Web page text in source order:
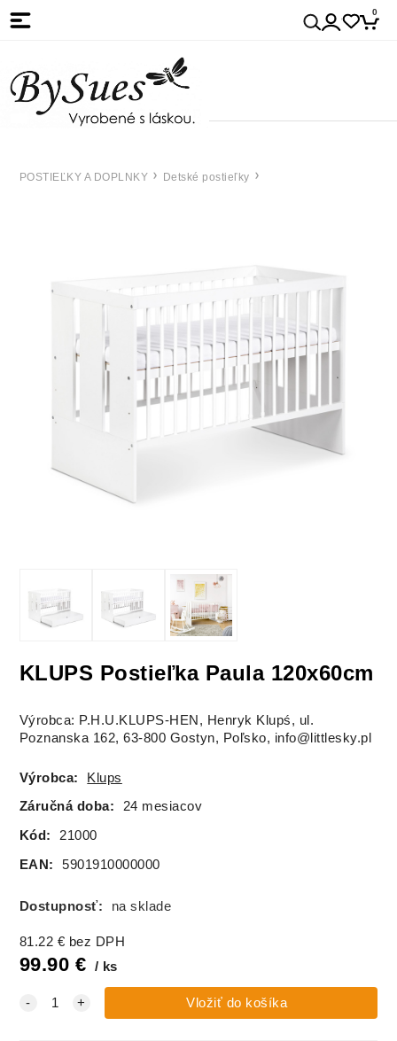
0
POSTIEĽKY A DOPLNKY Detské postieľky
KLUPS Postieľka Paula 120x60cm
Výrobca: P.H.U.KLUPS-HEN, Henryk Klupś, ul.
Poznanska 162, 63-800 Gostyn, Poľsko, info@littlesky.pl
Výrobca: Klups
Záručná doba: 24 mesiacov
Kód: 21000
EAN: 5901910000000
Dostupnosť: na sklade
81.22 € bez DPH
99.90 € ks